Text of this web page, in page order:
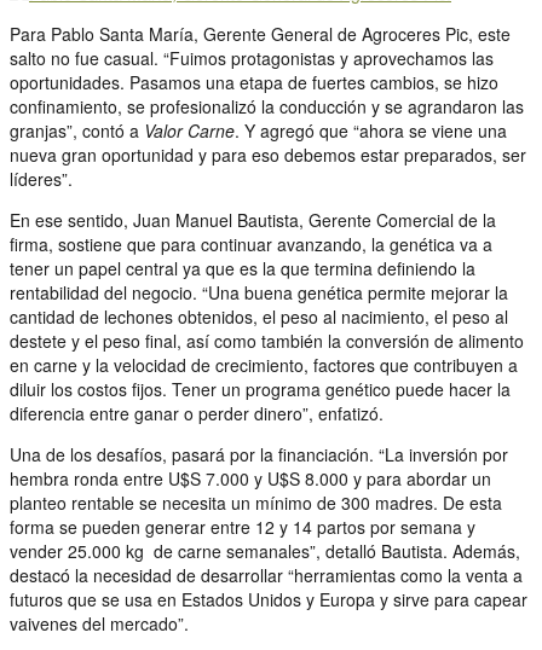
Para Pablo Santa María, Gerente General de Agroceres Pic, este
salto no fue casual. “Fuimos protagonistas y aprovechamos las
oportunidades. Pasamos una etapa de fuertes cambios, se hizo
confinamiento, se profesionalizó la conducción y se agrandaron las
granjas”, contó a Valor Carne. Y agregó que “ahora se viene una
nueva gran oportunidad y para eso debemos estar preparados, ser
líderes”.
En ese sentido, Juan Manuel Bautista, Gerente Comercial de la
firma, sostiene que para continuar avanzando, la genética va a
tener un papel central ya que es la que termina definiendo la
rentabilidad del negocio. “Una buena genética permite mejorar la
cantidad de lechones obtenidos, el peso al nacimiento, el peso al
destete y el peso final, así como también la conversión de alimento
en carne y la velocidad de crecimiento, factores que contribuyen a
diluir los costos fijos. Tener un programa genético puede hacer la
diferencia entre ganar o perder dinero”, enfatizó.
Una de los desafíos, pasará por la financiación. “La inversión por
hembra ronda entre U$S 7.000 y U$S 8.000 y para abordar un
planteo rentable se necesita un mínimo de 300 madres. De esta
forma se pueden generar entre 12 y 14 partos por semana y
vender 25.000 kg de carne semanales”, detalló Bautista. Además,
destacó la necesidad de desarrollar “herramientas como la venta a
futuros que se usa en Estados Unidos y Europa y sirve para capear
vaivenes del mercado”.